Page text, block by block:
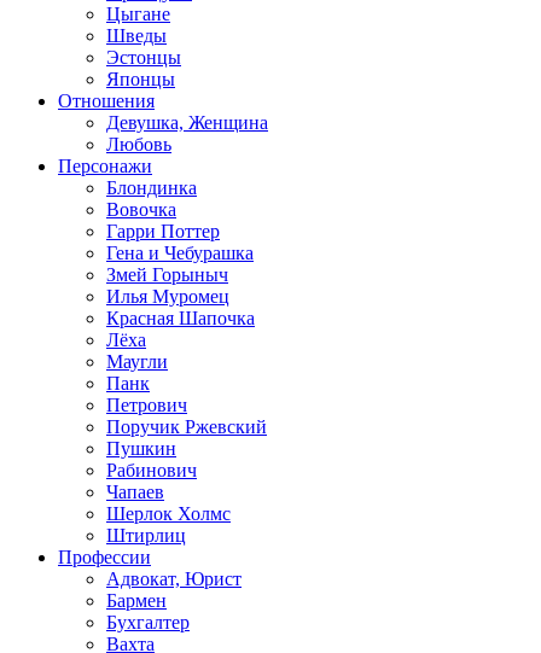
Цыгане
Шведы
Эстонцы
Японцы
Отношения
Девушка, Женщина
Любовь
Персонажи
Блондинка
Вовочка
Гарри Поттер
Гена и Чебурашка
Змей Горыныч
Илья Муромец
Красная Шапочка
Лёха
Маугли
Панк
Петрович
Поручик Ржевский
Пушкин
Рабинович
Чапаев
Шерлок Холмс
Штирлиц
Профессии
Адвокат, Юрист
Бармен
Бухгалтер
Вахта